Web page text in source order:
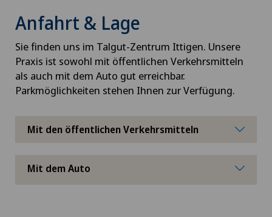
Anfahrt & Lage
Sie finden uns im Talgut-Zentrum Ittigen. Unsere
Praxis ist sowohl mit öffentlichen Verkehrsmitteln
als auch mit dem Auto gut erreichbar.
Parkmöglichkeiten stehen Ihnen zur Verfügung.
Mit den öffentlichen Verkehrsmitteln
Mit dem Auto